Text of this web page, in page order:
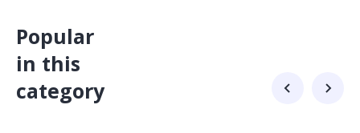
Popular
in this
category